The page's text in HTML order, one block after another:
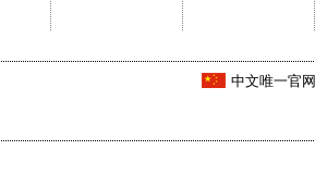
中文唯一官网